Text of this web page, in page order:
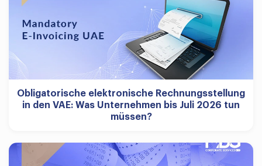
Obligatorische elektronische Rechnungsstellung
in den VAE: Was Unternehmen bis Juli 2026 tun
müssen?